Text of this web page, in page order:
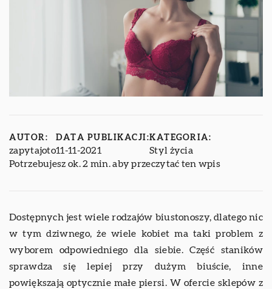
AUTOR:
zapytajoto
DATA PUBLIKACJI:
11-11-2021
KATEGORIA:
Styl życia
Potrzebujesz ok. 2 min. aby przeczytać ten wpis
Dostępnych jest wiele rodzajów biustonoszy, dlatego nic
w tym dziwnego, że wiele kobiet ma taki problem z
wyborem odpowiedniego dla siebie. Część staników
sprawdza się lepiej przy dużym biuście, inne
powiększają optycznie małe piersi. W ofercie sklepów z